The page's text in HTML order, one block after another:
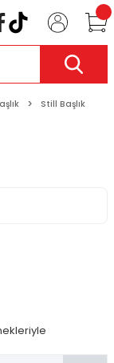
Still Başlık